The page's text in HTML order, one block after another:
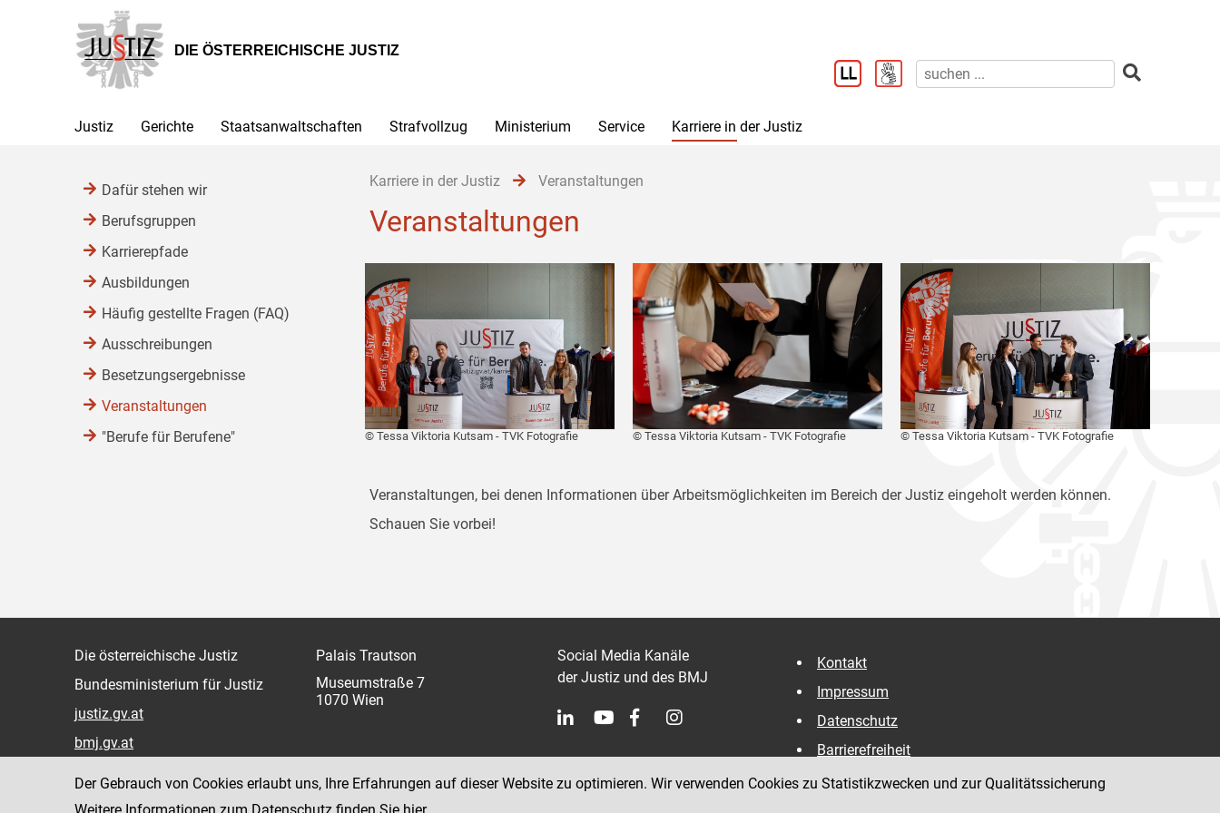
Hauptnavigation
[1]
Inhalt
[2]
DIE ÖSTERREICHISCHE JUSTIZ
Justiz Gerichte Staatsanwaltschaften Strafvollzug Ministerium Service Karriere in der Justiz
Karriere in der Justiz Veranstaltungen
Veranstaltungen
© Tessa Viktoria Kutsam - TVK Fotografie © Tessa Viktoria Kutsam - TVK Fotografie © Tessa Viktoria Kutsam - TVK Fotografie
Veranstaltungen, bei denen Informationen über Arbeitsmöglichkeiten im Bereich der Justiz eingeholt werden können.
Schauen Sie vorbei!
Dafür stehen wir
Berufsgruppen
Karrierepfade
Ausbildungen
Häufig gestellte Fragen (FAQ)
Ausschreibungen
Besetzungsergebnisse
Veranstaltungen
"Berufe für Berufene"
Die österreichische Justiz
Bundesministerium für Justiz
justiz.gv.at
bmj.gv.at
Palais Trautson
Museumstraße 7
1070 Wien
Social Media Kanäle
der Justiz und des BMJ
Kontakt
Impressum
Datenschutz
Barrierefreiheit
Hinweisgeber:innenplattform (für Mitarbeiter:innen)
Der Gebrauch von Cookies erlaubt uns, Ihre Erfahrungen auf dieser Website zu optimieren. Wir verwenden Cookies zu Statistikzwecken und zur Qualitätssicherung